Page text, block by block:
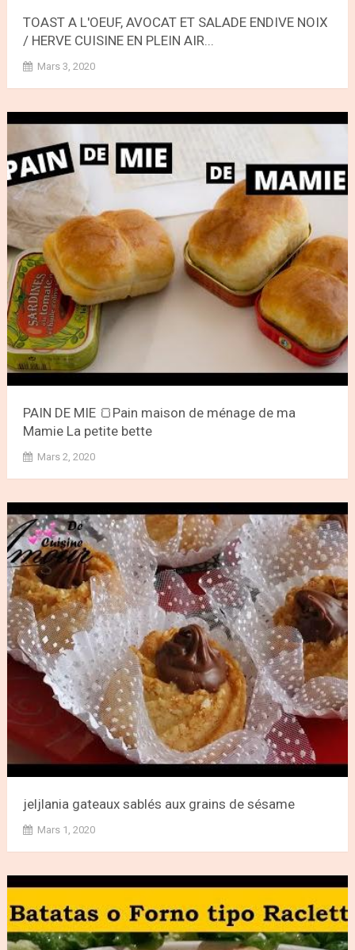
TOAST A L'OEUF, AVOCAT ET SALADE ENDIVE NOIX
/ HERVE CUISINE EN PLEIN AIR...
Mars 3, 2020
PAIN DE MIE 🍞Pain maison de ménage de ma
Mamie La petite bette
Mars 2, 2020
jeljlania gateaux sablés aux grains de sésame
Mars 1, 2020